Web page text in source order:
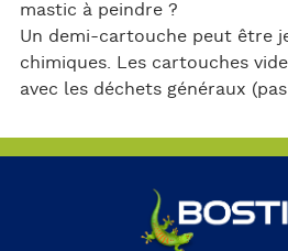
mastic à peindre ?
Un demi-cartouche peut être
chimiques. Les cartouches
avec les déchets généraux